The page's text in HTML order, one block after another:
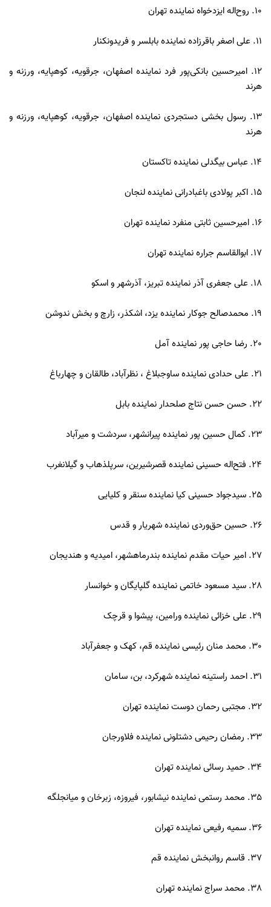
10. روح‌اله ایزدخواه نماینده تهران
11. علی اصغر باقرزاده نماینده بابلسر و فریدونكنار
12. امیرحسین بانکی‌پور فرد نماینده اصفهان، جرقویه، کوهپایه، ورزنه و
هرند
13. رسول بخشی دستجردی نماینده اصفهان، جرقویه، کوهپایه، ورزنه و
هرند
14. عباس بیگدلی نماینده تاکستان
15. اکبر پولادی باغبادرانی نماینده لنجان
16. امیرحسین ثابتی منفرد نماینده تهران
17. ابوالقاسم جراره نماینده تهران
18. علی جعفری آذر نماینده تبریز، آذرشهر و اسكو
19. محمدصالح جوکار نماینده یزد، اشكذر، زارچ و بخش ندوشن
20. رضا حاجی پور نماینده آمل
21. علی حدادی نماینده ساوجبلاغ ، نظرآباد، طالقان و چهارباغ
22. حسن حسن نتاج صلحدار نماینده بابل
23. کمال حسین پور نماینده پیرانشهر، سردشت و میرآباد
24. فتح‌اله حسینی نماینده قصرشیرین، سرپلذهاب و گیلانغرب
25. سیدجواد حسینی کیا نماینده سنقر و کلیایی
26. حسین حق‌وردی نماینده شهریار و قدس
27. امیر حیات مقدم نماینده بندرماهشهر، امیدیه و هندیجان
28. سید مسعود خاتمی نماینده گلپایگان و خوانسار
29. علی خزائی نماینده ورامین، پیشوا و قرچک
30. محمد منان رئیسی نماینده قم، کهک و جعفرآباد
31. احمد راستینه نماینده شهرکرد، بن، سامان
32. مجتبی رحمان دوست نماینده تهران
33. رمضان رحیمی دشتلونی نماینده فلاورجان
34. حمید رسائی نماینده تهران
35. محمد رستمی نماینده نیشابور، فیروزه، زبرخان و میانجلگه
36. سمیه رفیعی نماینده تهران
37. قاسم روانبخش نماینده قم
38. محمد سراج نماینده تهران